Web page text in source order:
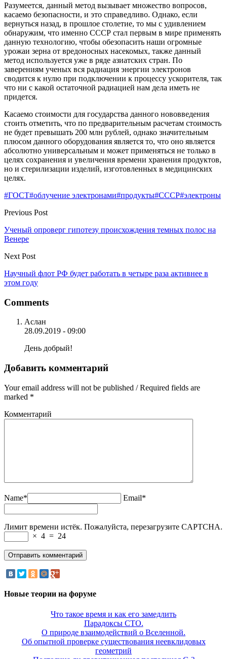
Разумеется, данный метод вызывает множество вопросов,
касаемо безопасности, и это справедливо. Однако, если
вернуться назад, в прошлое столетие, то мы с удивлением
обнаружим, что именно СССР стал первым в мире применять
данную технологию, чтобы обезопасить наши огромные
урожаи зерна от вредоносных насекомых, также данный
метод используется уже в ряде азиатских стран. По
заверениям ученых вся радиация энергии электронов
сводится к нулю при подключении к процессу ускорителя, так
что ни с какой остаточной радиацией нам дела иметь не
придется.
Касаемо стоимости для государства данного нововведения
стоить отметить, что по предварительным расчетам стоимость
не будет превышать 200 млн рублей, однако значительным
плюсом данного оборудования является то, что оно является
абсолютно универсальным и может применяться не только в
целях сохранения и увеличения времени хранения продуктов,
но и стерилизации изделий, изготовленных в медицинских
целях.
#ГОСТ#облучение электронами#продукты#СССР#электроны
Previous Post
Ученый опроверг гипотезу происхождения темных полос на
Венере
Next Post
Научный флот РФ будет работать в четыре раза активнее в
этом году
Comments
Аслан
28.09.2019 - 09:00
День добрый!
Добавить комментарий
Your email address will not be published / Required fields are
marked *
Комментарий
Name* Email*
Лимит времени истёк. Пожалуйста, перезагрузите CAPTCHA.
× 4 = 24
Новые теории на форуме
Что такое время и как его замедлить
Парадоксы СТО.
О природе взаимодействий о Вселенной.
Об опытной проверке существования неевклидовых
геометрий